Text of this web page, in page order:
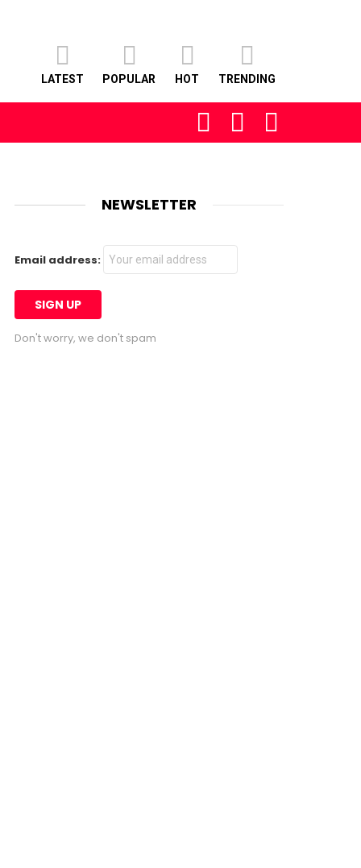
LATEST POPULAR HOT TRENDING
FOLLOW SEARCH
NEWSLETTER
Email address:
Don't worry, we don't spam